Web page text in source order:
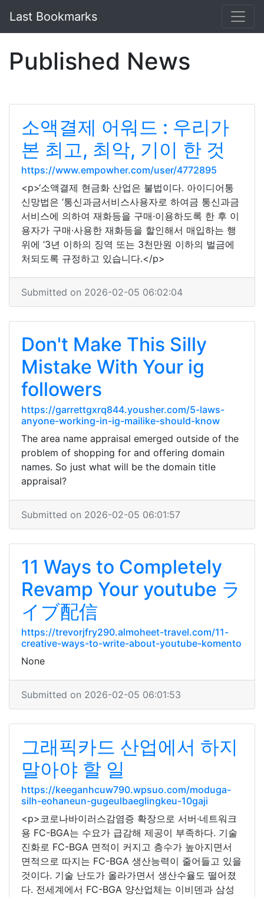
Last Bookmarks
Published News
소액결제 어워드 : 우리가
본 최고, 최악, 기이 한 것
https://www.empowher.com/user/4772895
<p>‘소액결제 현금화 산업은 불법이다. 아이디어통
신망법은 ‘통신과금서비스사용자로 하여금 통신과금
서비스에 의하여 재화등을 구매·이용하도록 한 후 이
용자가 구매·사용한 재화등을 할인해서 매입하는 행
위에 ‘3년 이하의 징역 또는 3천만원 이하의 벌금에
처되도록 규정하고 있습니다.</p>
Submitted on 2026-02-05 06:02:04
Don't Make This Silly
Mistake With Your ig
followers
https://garrettgxrq844.yousher.com/5-laws-
anyone-working-in-ig-mailike-should-know
The area name appraisal emerged outside of the
problem of shopping for and offering domain
names. So just what will be the domain title
appraisal?
Submitted on 2026-02-05 06:01:57
11 Ways to Completely
Revamp Your youtube ラ
イブ配信
https://trevorjfry290.almoheet-travel.com/11-
creative-ways-to-write-about-youtube-komento
None
Submitted on 2026-02-05 06:01:53
그래픽카드 산업에서 하지
말아야 할 일
https://keeganhcuw790.wpsuo.com/moduga-
silh-eohaneun-gugeulbaeglingkeu-10gaji
<p>코로나바이러스감염증 확장으로 서버·네트워크
용 FC-BGA는 수요가 급감해 제공이 부족하다. 기술
진화로 FC-BGA 면적이 커지고 층수가 높아지면서
면적으로 따지는 FC-BGA 생산능력이 줄어들고 있을
것이다. 기술 난도가 올라가면서 생산수율도 떨어졌
다. 전세계에서 FC-BGA 양산업체는 이비덴과 삼성